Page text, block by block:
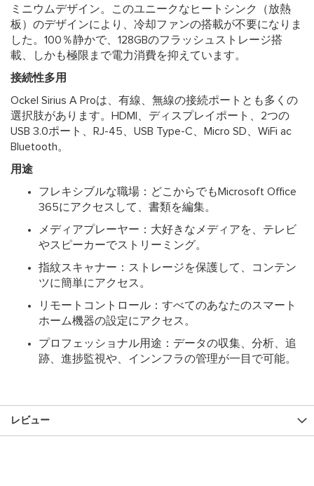
ミニウムデザイン。このユニークなヒートシンク（放熱
板）のデザインにより、冷却ファンの搭載が不要になりま
した。100％静かで、128GBのフラッシュストレージ搭
載、しかも極限まで電力消費を抑えています。
接続性多用
Ockel Sirius A Proは、有線、無線の接続ポートとも多くの
選択肢があります。HDMI、ディスプレイポート、2つの
USB 3.0ポート、RJ-45、USB Type-C、Micro SD、WiFi ac
Bluetooth。
用途
フレキシブルな職場：どこからでもMicrosoft Office
365にアクセスして、書類を編集。
メディアプレーヤー：大好きなメディアを、テレビ
やスピーカーでストリーミング。
指紋スキャナー：ストレージを保護して、コンテン
ツに簡単にアクセス。
リモートコントロール：すべてのあなたのスマート
ホーム機器の設定にアクセス。
プロフェッショナル用途：データの収集、分析、追
跡、進捗監視や、インンフラの管理が一目で可能。
レビュー